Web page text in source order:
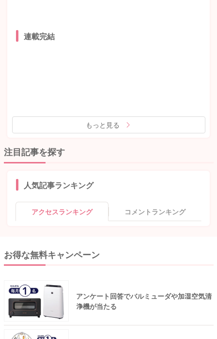
連載完結
もっと見る
注目記事を探す
人気記事ランキング
アクセスランキング コメントランキング
お得な無料キャンペーン
アンケート回答でバルミューダや加湿空気清
浄機が当たる